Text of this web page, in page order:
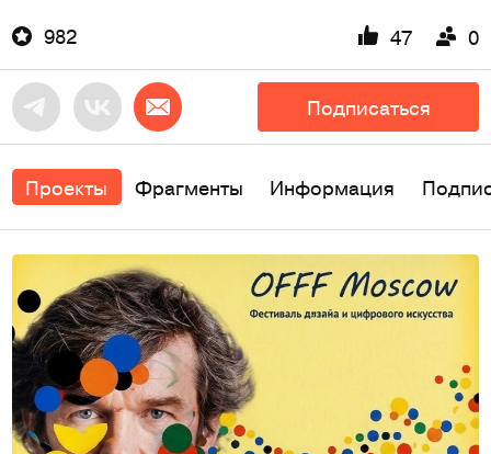
982
47 0
Подписаться
Проекты Фрагменты Информация